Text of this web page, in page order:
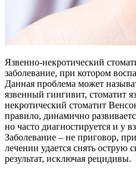
Язвенно-некротический
заболевание, при котором
Данная проблема может
язвенный гингивит, стоматит
некротический стоматит
правило, динамично
но часто диагностируется и у
Заболевание – не приговор,
лечении удается снять острую
результат, исключая рецидивы.